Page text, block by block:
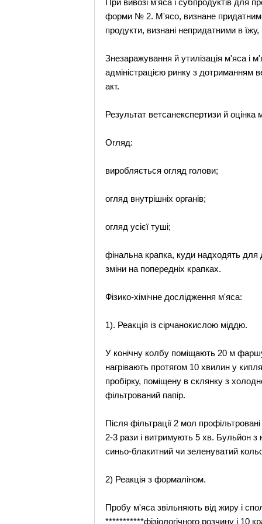
При вивозі м'яса і субпродуктів для
форми № 2. М'ясо, визнане придатним у
продукти, визнані непридатними в їжу,
Знезаражування й утилізація м'яса і
адміністрацією ринку з дотриманням
акт.
Результат ветсанекспертизи й
Огляд:
виробляється огляд голови;
огляд внутрішніх органів;
огляд усієї туші;
фінальна крапка, куди надходять для
зміни на попередніх крапках.
Фізико-хімічне дослідження м'яса:
1). Реакція із сірчанокислою міддю.
У конічну колбу поміщають 20 м
нагрівають протягом 10 хвилин у
пробірку, поміщену в склянку з
фільтрований папір.
Після фільтрації 2 мол
2-3 рази і витримують 5 хв. Бульйон з
синьо-блакитний чи зеленуватий
2) Реакція з формаліном.
Пробу м'яса звільняють від жиру і
***********фізіологічного розчину і